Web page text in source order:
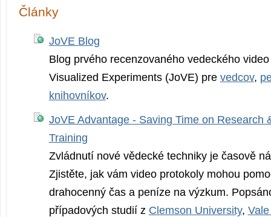
Články
JoVE Blog
Blog prvého recenzovaného vedeckého
Visualized Experiments (JoVE) pre vedcov,
knihovníkov.
JoVE Advantage - Saving Time on Research
Training
Zvládnutí nové vědecké techniky je časově
Zjistěte, jak vám video protokoly mohou
drahocenný čas a peníze na výzkum.
případových studií z Clemson University,